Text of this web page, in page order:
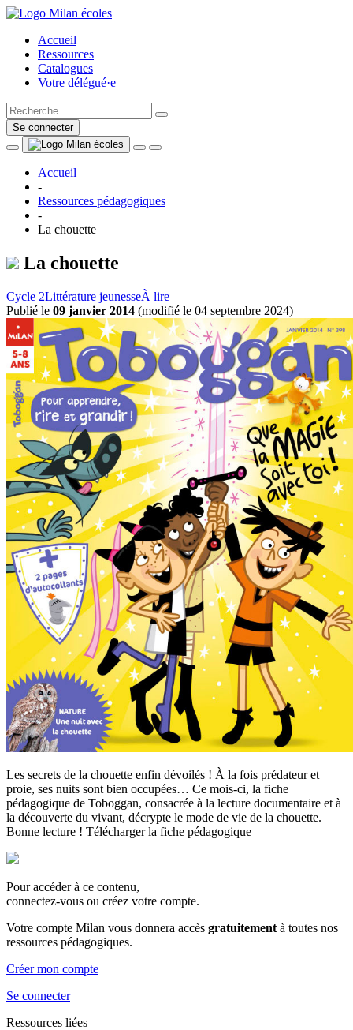
Accueil
Ressources
Catalogues
Votre délégué·e
Se connecter
Accueil
-
Ressources pédagogiques
-
La chouette
La chouette
Cycle 2Littérature jeunesseÀ lire
Publié le 09 janvier 2014 (modifié le 04 septembre 2024)
Les secrets de la chouette enfin dévoilés ! À la fois prédateur et
proie, ses nuits sont bien occupées… Ce mois-ci, la fiche
pédagogique de Toboggan, consacrée à la lecture documentaire et à
la découverte du vivant, décrypte le mode de vie de la chouette.
Bonne lecture ! Télécharger la fiche pédagogique
Pour accéder à ce contenu,
connectez-vous ou créez votre compte.
Votre compte Milan vous donnera accès gratuitement à toutes nos
ressources pédagogiques.
Créer mon compte
Se connecter
Ressources liées